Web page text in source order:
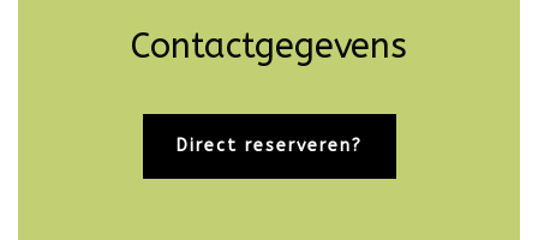
Contactgegevens
Direct reserveren?